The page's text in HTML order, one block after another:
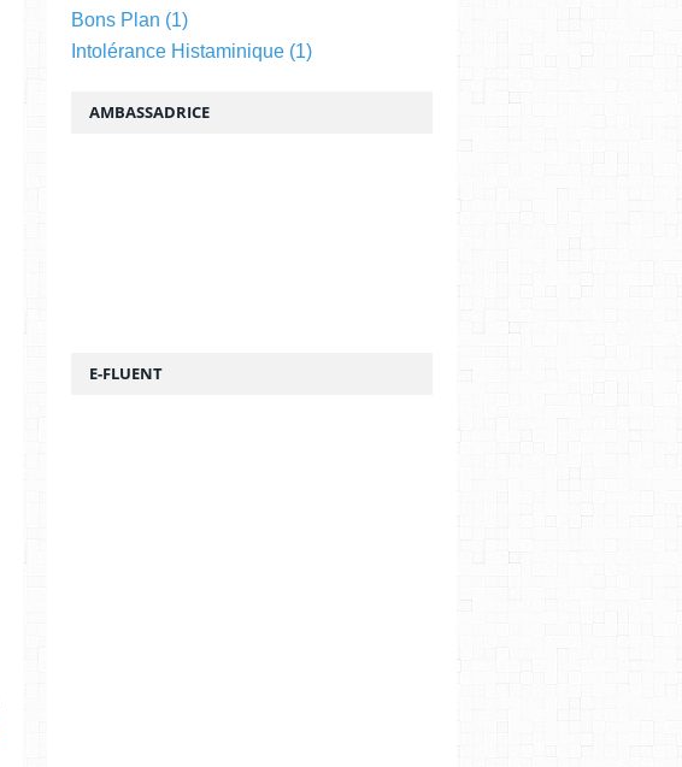
Bons Plan (1)
Intolérance Histaminique (1)
AMBASSADRICE
E-FLUENT